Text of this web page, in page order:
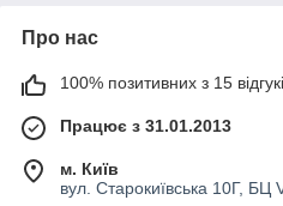
Про нас
100% позитивних з 15
Працює з 31.01.2013
м. Київ
вул. Старокиївська 10Г, БЦ